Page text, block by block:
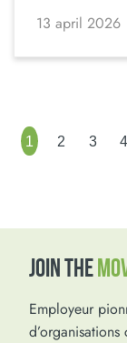
13 april 2026
1 2 3 4
JOIN THE
Employeur